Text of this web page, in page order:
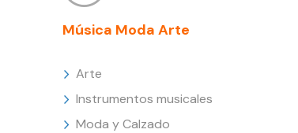
Música Moda Arte
Arte
Instrumentos musicales
Moda y Calzado